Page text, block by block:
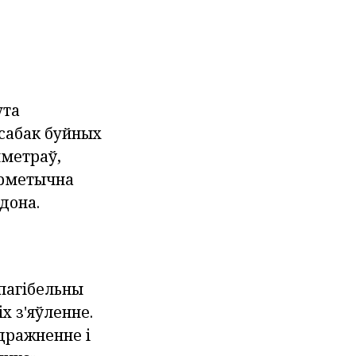
буйных
з'яўленне.
і